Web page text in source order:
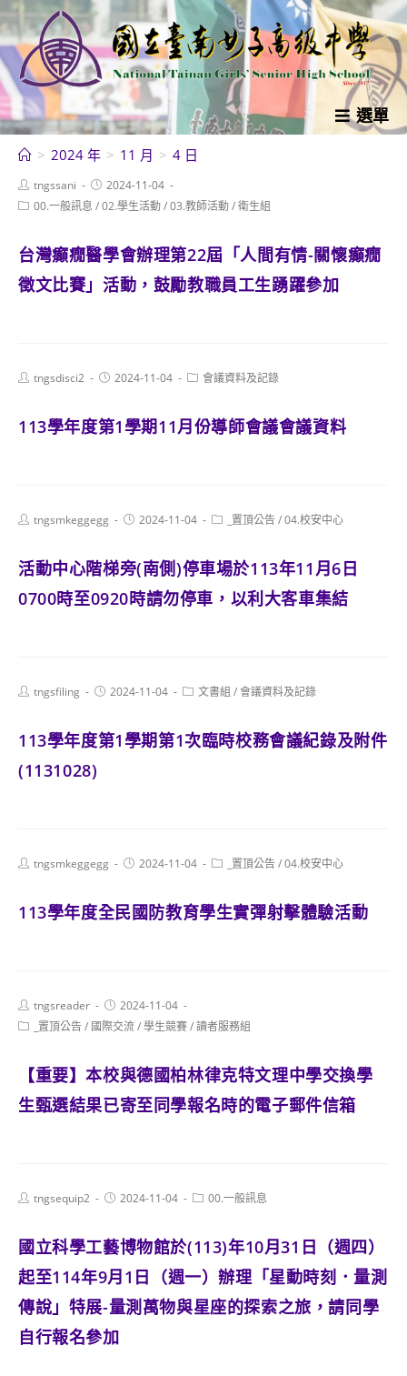
跳
轉
至
主
要
內
選單
> 2024 年 > 11 月 > 4 日
Post
author:
tngssani
Post
published:
2024-11-04
Post00.一般訊息 /02.學生活動/03.教師活動/衛生組
台灣癲癇醫學會辦理第22屆「人間有情-關懷癲癇
徵文比賽」活動，鼓勵教職員工生踴躍參加
Posttngsdisci2
Post2024-11-04
Post會議資料及記錄
113學年度第1學期11月份導師會議會議資料
Posttngsmkeggegg
Post2024-11-04
Post _置頂公告/04.校安中心
活動中心階梯旁(南側)停車場於113年11月6日
0700時至0920時請勿停車，以利大客車集結
Posttngsfiling
Post2024-11-04
Post文書組 /會議資料及記錄
113學年度第1學期第1次臨時校務會議紀錄及附件
(1131028)
Posttngsmkeggegg
Post2024-11-04
Post _置頂公告/04.校安中心
113學年度全民國防教育學生實彈射擊體驗活動
Post
author:
tngsreader
Post
published:
2024-11-04
Post _置頂公告/ 國際交流/學生競賽/讀者服務組
【重要】本校與德國柏林律克特文理中學交換學
生甄選結果已寄至同學報名時的電子郵件信箱
Posttngsequip2
Post2024-11-04
Post00.一般訊息
國立科學工藝博物館於(113)年10月31日（週四）
起至114年9月1日（週一）辦理「星動時刻．量測
傳說」特展-量測萬物與星座的探索之旅，請同學
自行報名參加